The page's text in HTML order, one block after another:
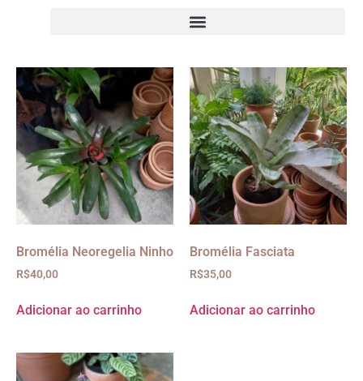
Bromélia Neoregelia Ninho
R$40,00
Adicionar ao carrinho
Bromélia Fasciata
R$35,00
Adicionar ao carrinho